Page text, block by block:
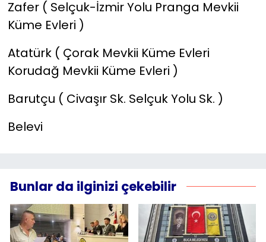
Zafer ( Selçuk-İzmir Yolu Pranga Mevkii
Küme Evleri )
Atatürk ( Çorak Mevkii Küme Evleri
Korudağ Mevkii Küme Evleri )
Barutçu ( Civaşır Sk. Selçuk Yolu Sk. )
Belevi
Bunlar da ilginizi çekebilir